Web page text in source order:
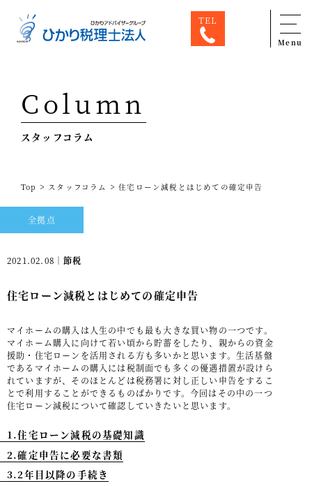
TEL
Menu
専門家一覧
ひかり税理士法人について
税務顧問料金表
事例紹介
セミナー情報
HAGレポート
税理士変更をお考えの方
メールマガジン登録
Column
スタッフコラム
Top > スタッフコラム >住宅ローン減税とはじめての確定申告
全拠点
2021.02.08｜節税
住宅ローン減税とはじめての確定申告
マイホームの購入は人生の中でも最も大きな買い物の一つです。
マイホーム購入に向けて若い頃から貯蓄をしたり、親からの資金
援助・住宅ローンを活用される方も多いかと思います。生活基盤
であるマイホームの購入には税制面でも多くの優遇措置が設けら
れていますが、そのほとんどは税務署に対し正しい申告をするこ
とで利用することができるものばかりです。今回はその中の一つ
住宅ローン減税について確認していきたいと思います。
1.住宅ローン減税の基礎知識
2.確定申告に必要な書類
3.2年目以降の手続き